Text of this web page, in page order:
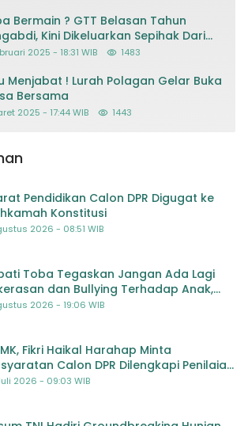
Bermain ? GTT Belasan Tahun
Kini Dikeluarkan Sepihak Dari
2025 - 18:31 WIB 1483
Menjabat ! Lurah Polagan Gelar Buka
Bersama
2025 - 17:44 WIB 1443
Pendidikan Calon DPR Digugat ke
Konstitusi
2026 - 08:51 WIB
Toba Tegaskan Jangan Ada Lagi
dan Bullying Terhadap Anak,
Kolaborasi Seluruh Pihak
2026 - 19:06 WIB
Fikri Haikal Harahap Minta
Calon DPR Dilengkapi Penilaian
2026 - 09:03 WIB